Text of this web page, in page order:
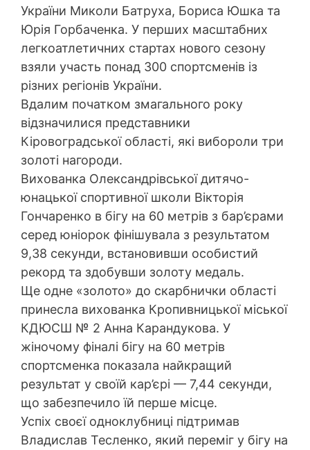
України Миколи Батруха, Бориса Юшка та
Юрія Горбаченка. У перших масштабних
легкоатлетичних стартах нового сезону
взяли участь понад 300 спортсменів із
різних регіонів України.
Вдалим початком змагального року
відзначилися представники
Кіровоградської області, які вибороли три
золоті нагороди.
Вихованка Олександрівської дитячо-
юнацької спортивної школи Вікторія
Гончаренко в бігу на 60 метрів з бар’єрами
серед юніорок фінішувала з результатом
9,38 секунди, встановивши особистий
рекорд та здобувши золоту медаль.
Ще одне «золото» до скарбнички області
принесла вихованка Кропивницької міської
КДЮСШ № 2 Анна Карандукова. У
жіночому фіналі бігу на 60 метрів
спортсменка показала найкращий
результат у своїй кар’єрі — 7,44 секунди,
що забезпечило їй перше місце.
Успіх своєї одноклубниці підтримав
Владислав Тесленко, який переміг у бігу на